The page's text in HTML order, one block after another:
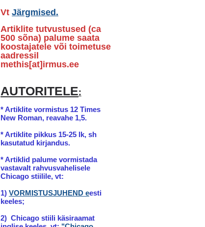
Vt Järgmised.
Artiklite tutvustused (ca
500 sõna) palume saata
koostajatele või toimetuse
aadressil
methis[at]irmus.ee
AUTORITELE:
* Artiklite vormistus 12 Times
New Roman, reavahe 1,5.
* Artiklite pikkus 15-25 lk, sh
kasutatud kirjandus.
* Artiklid palume vormistada
vastavalt rahvusvahelisele
Chicago stiilile, vt:
1) VORMISTUSJUHEND eesti
keeles;
2) Chicago stiili käsiraamat